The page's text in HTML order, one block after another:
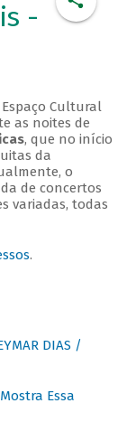
-
Cultural
as noites de
, que no início
da
o
de concertos
variadas, todas
.
DIAS /
Mostra Essa